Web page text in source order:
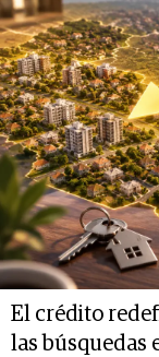
El crédito
las búsquedas